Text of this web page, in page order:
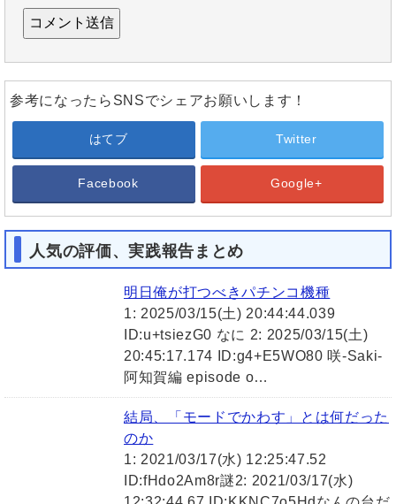
参考になったらSNSでシェアお願いします！
はてブ Twitter
Facebook Google+
人気の評価、実践報告まとめ
明日俺が打つべきパチンコ機種
1: 2025/03/15(土) 20:44:44.039
ID:u+tsiezG0 なに 2: 2025/03/15(土)
20:45:17.174 ID:g4+E5WO80 咲-Saki-
阿知賀編 episode o…
結局、「モードでかわす」とは何だった
のか
1: 2021/03/17(水) 12:25:47.52
ID:fHdo2Am8r謎2: 2021/03/17(水)